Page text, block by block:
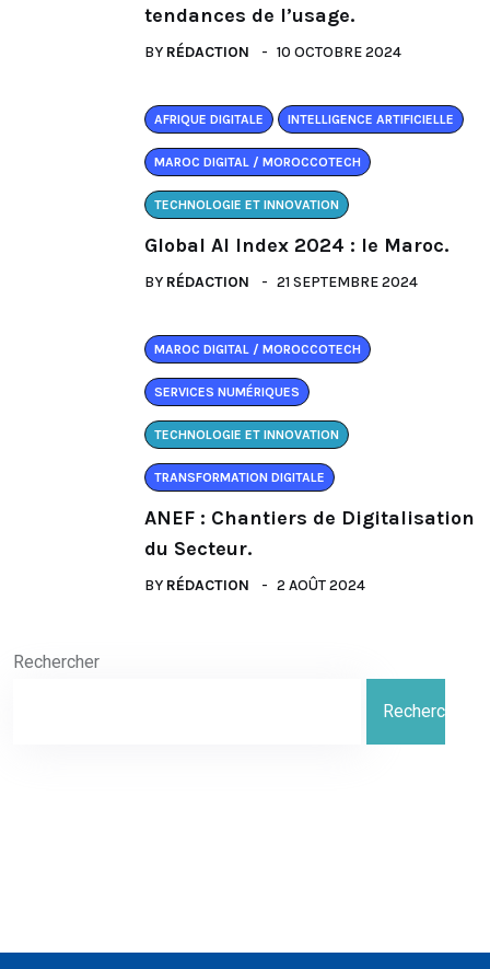
tendances de l’usage.
BY RÉDACTION 10 OCTOBRE 2024
AFRIQUE DIGITALE INTELLIGENCE ARTIFICIELLE
MAROC DIGITAL / MOROCCOTECH
TECHNOLOGIE ET INNOVATION
Global AI Index 2024 : le Maroc.
BY RÉDACTION 21 SEPTEMBRE 2024
MAROC DIGITAL / MOROCCOTECH
SERVICES NUMÉRIQUES
TECHNOLOGIE ET INNOVATION
TRANSFORMATION DIGITALE
ANEF : Chantiers de Digitalisation
du Secteur.
BY RÉDACTION 2 AOÛT 2024
Rechercher
Rechercher